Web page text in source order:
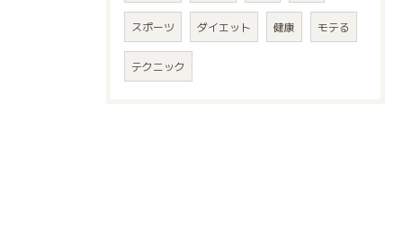
スポーツ ダイエット 健康 モテる
テクニック